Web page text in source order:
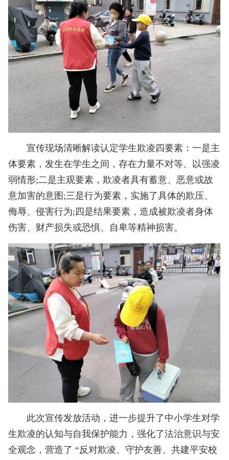
宣传现场清晰解读认定学生欺凌四要素：一是主
体要素，发生在学生之间，存在力量不对等、以强凌
弱情形;二是主观要素，欺凌者具有蓄意、恶意或故
意加害的意图;三是行为要素，实施了具体的欺压、
侮辱、侵害行为;四是结果要素，造成被欺凌者身体
伤害、财产损失或恐惧、自卑等精神损害。
此次宣传发放活动，进一步提升了中小学生对学
生欺凌的认知与自我保护能力，强化了法治意识与安
全观念，营造了 “反对欺凌、守护友善、共建平安校